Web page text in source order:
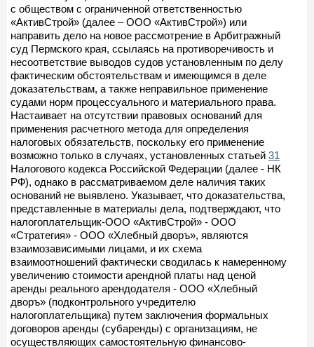
с обществом с ограниченной ответственностью
«АктивСтрой» (далее – ООО «АктивСтрой») или
направить дело на новое рассмотрение в Арбитражный
суд Пермского края, ссылаясь на противоречивость и
несоответствие выводов судов установленным по делу
фактическим обстоятельствам и имеющимся в деле
доказательствам, а также неправильное применение
судами норм процессуального и материального права.
Настаивает на отсутствии правовых оснований для
применения расчетного метода для определения
налоговых обязательств, поскольку его применение
возможно только в случаях, установленных статьей 31
Налогового кодекса Российской Федерации (далее - НК
РФ), однако в рассматриваемом деле наличия таких
оснований не выявлено. Указывает, что доказательства,
представленные в материалы дела, подтверждают, что
налогоплательщик-ООО «АктивСтрой» - ООО
«Стратегия» - ООО «Хлебный дворъ», являются
взаимозависимыми лицами, и их схема
взаимоотношений фактически сводилась к намеренному
увеличению стоимости арендной платы над ценой
аренды реального арендодателя - ООО «Хлебный
дворъ» (подконтрольного учредителю
налогоплательщика) путем заключения формальных
договоров аренды (субаренды) с организациям, не
осуществляющих самостоятельную финансово-